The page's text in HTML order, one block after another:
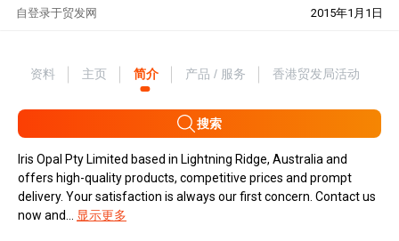
自 2015年1月1日
登录于贸发网
资料 主页 简介 产品 / 服务 香港贸发局活动
搜索
Iris Opal Pty Limited based in Lightning Ridge, Australia and
offers high-quality products, competitive prices and prompt
delivery. Your satisfaction is always our first concern. Contact us
now and...
显示更多